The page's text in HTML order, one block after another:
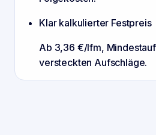
Klar kalkulierter Festpreis
Ab 3,36 €/lfm,
versteckten Aufschläge.